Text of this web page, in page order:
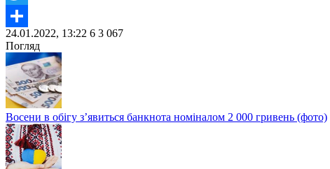
Twitter
Share
24.01.2022, 13:22 6 3 067
Погляд
Восени в обігу з’явиться банкнота номіналом 2 000 гривень (фото)